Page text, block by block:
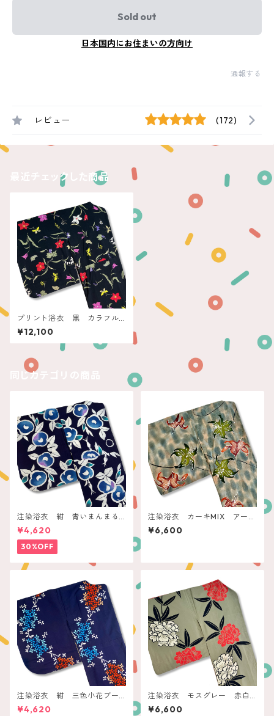
Sold out
日本国内にお住まいの方向け
通報する
レビュー (172)
最近チェックした商品
プリント浴衣 黒 カラフル
ボタニカル
¥12,100
同じカテゴリの商品
注染浴衣 紺 青いまんまる
椿
¥4,620
30%OFF
注染浴衣 カーキMIX アース
カラーリリー
¥6,600
注染浴衣 紺 三色小花ブー
ケ
¥4,620
注染浴衣 モスグレー 赤白
の石楠花
¥6,600